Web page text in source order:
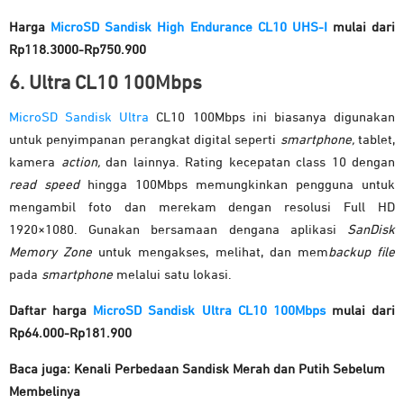
Harga MicroSD Sandisk High Endurance CL10 UHS-I
mulai dari
Rp118.3000-Rp750.900
6. Ultra CL10 100Mbps
MicroSD Sandisk Ultra CL10 100Mbps ini biasanya digunakan
untuk penyimpanan perangkat digital seperti smartphone,tablet,
kamera action,dan lainnya. Rating kecepatan class 10 dengan
read speedhingga 100Mbps memungkinkan pengguna untuk
mengambil foto dan merekam dengan resolusi Full HD
1920×1080. Gunakan bersamaan dengana aplikasi SanDisk
Memory Zone untuk mengakses, melihat, dan membackup file
pada smartphone melalui satu lokasi.
Daftar harga MicroSD Sandisk Ultra CL10 100Mbpsmulai dari
Rp64.000-Rp181.900
Baca juga: Kenali Perbedaan Sandisk Merah dan Putih Sebelum
Membelinya